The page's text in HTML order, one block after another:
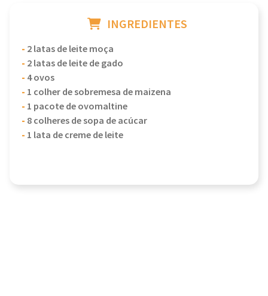
INGREDIENTES
- 2 latas de leite moça
- 2 latas de leite de gado
- 4 ovos
- 1 colher de sobremesa de maizena
- 1 pacote de ovomaltine
- 8 colheres de sopa de acúcar
- 1 lata de creme de leite